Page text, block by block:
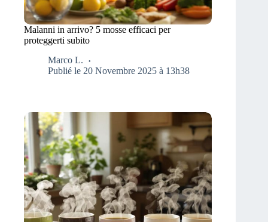
Malanni in arrivo? 5 mosse efficaci per
proteggerti subito
Marco L.
Publié le 20 Novembre 2025 à 13h38